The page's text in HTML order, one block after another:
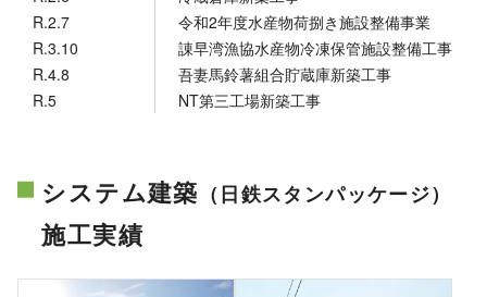
R.2.7
令和2年度水産物荷捌き施設整備事業
R.3.10
諌早湾漁協水産物冷凍保管施設整備工事
R.4.8
吾妻馬鈴薯組合貯蔵庫新築工事
R.5
NT第三工場新築工事
システム建築 （日鉄スタンパッケージ）
施工実績